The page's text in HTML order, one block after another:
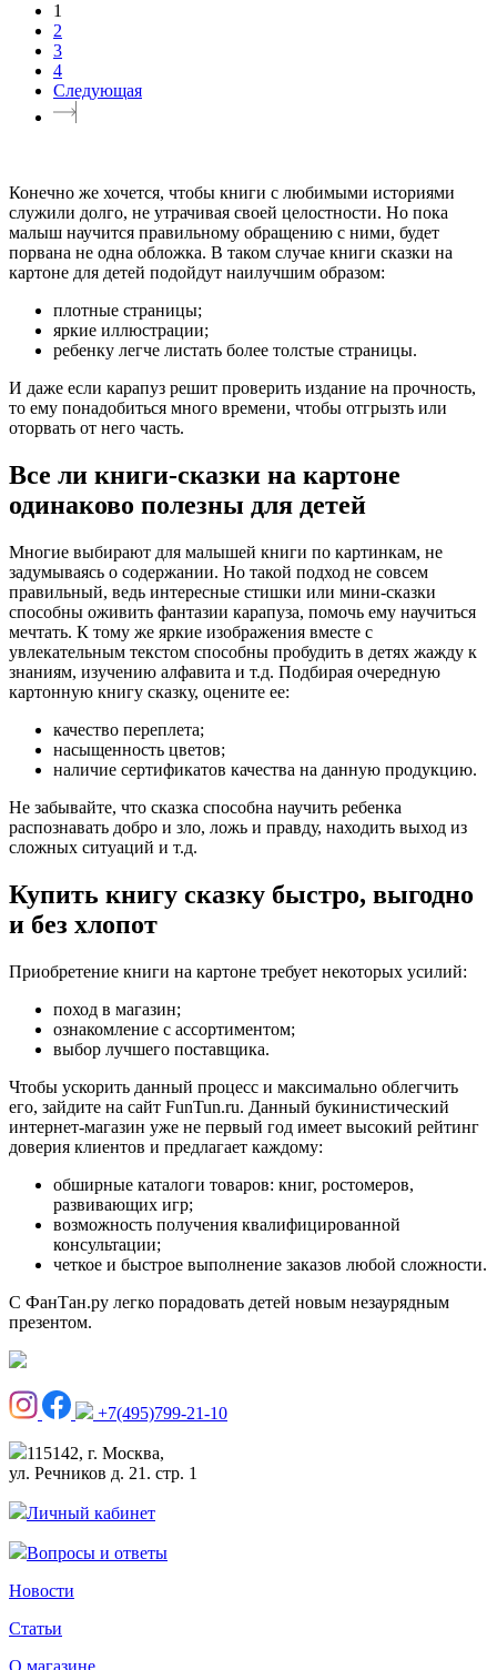
1
2
3
4
Следующая
Конечно же хочется, чтобы книги с любимыми историями
служили долго, не утрачивая своей целостности. Но пока
малыш научится правильному обращению с ними, будет
порвана не одна обложка. В таком случае книги сказки на
картоне для детей подойдут наилучшим образом:
плотные страницы;
яркие иллюстрации;
ребенку легче листать более толстые страницы.
И даже если карапуз решит проверить издание на прочность,
то ему понадобиться много времени, чтобы отгрызть или
оторвать от него часть.
Все ли книги-сказки на картоне
одинаково полезны для детей
Многие выбирают для малышей книги по картинкам, не
задумываясь о содержании. Но такой подход не совсем
правильный, ведь интересные стишки или мини-сказки
способны оживить фантазии карапуза, помочь ему научиться
мечтать. К тому же яркие изображения вместе с
увлекательным текстом способны пробудить в детях жажду к
знаниям, изучению алфавита и т.д. Подбирая очередную
картонную книгу сказку, оцените ее:
качество переплета;
насыщенность цветов;
наличие сертификатов качества на данную продукцию.
Не забывайте, что сказка способна научить ребенка
распознавать добро и зло, ложь и правду, находить выход из
сложных ситуаций и т.д.
Купить книгу сказку быстро, выгодно
и без хлопот
Приобретение книги на картоне требует некоторых усилий:
поход в магазин;
ознакомление с ассортиментом;
выбор лучшего поставщика.
Чтобы ускорить данный процесс и максимально облегчить
его, зайдите на сайт FunTun.ru. Данный букинистический
интернет-магазин уже не первый год имеет высокий рейтинг
доверия клиентов и предлагает каждому:
обширные каталоги товаров: книг, ростомеров,
развивающих игр;
возможность получения квалифицированной
консультации;
четкое и быстрое выполнение заказов любой сложности.
С ФанТан.ру легко порадовать детей новым незаурядным
презентом.
+7(495)799-21-10
115142, г. Москва,
ул. Речников д. 21. стр. 1
Личный кабинет
Вопросы и ответы
Новости
Статьи
О магазине